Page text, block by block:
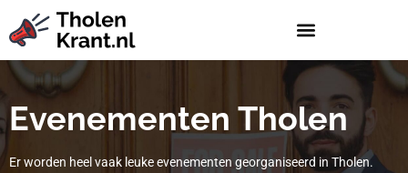
Evenementen Tholen
Er worden heel vaak leuke evenementen georganiseerd in Tholen.